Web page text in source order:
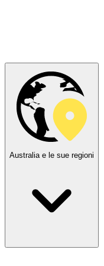
Australia e le sue regioni